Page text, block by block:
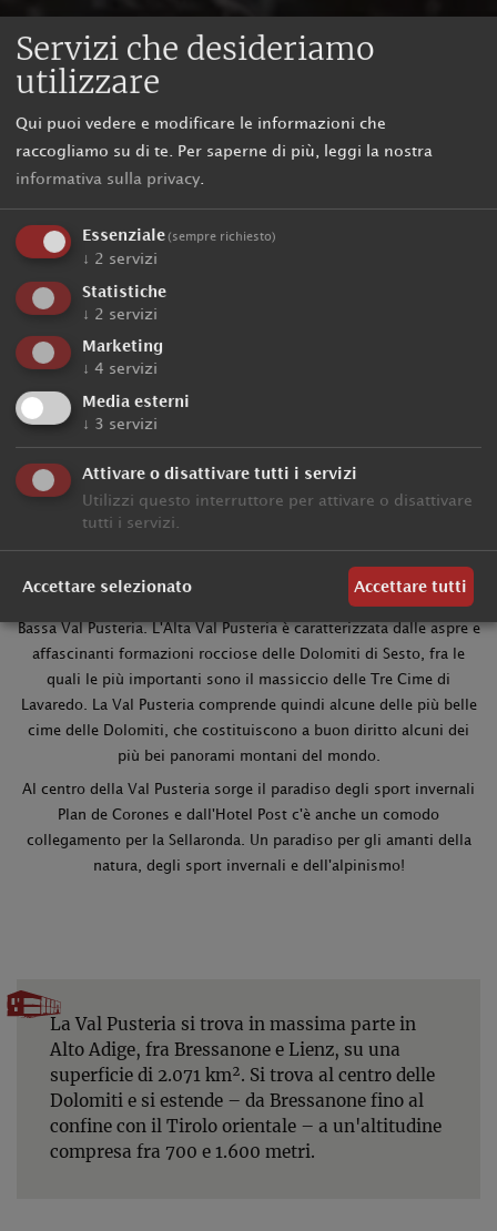
La Val Pusteria in Alto Adige
L'Hotel Post Tolderhof in Val Pusteria in Alto Adige - Boschi,
prati e parchi naturali caratterizzano il paesaggio della parte
orientale dell'Alto Adige, che, proprio per questo motivo è
Piccoli paesini di montagna, circondati da vasti prati e boschi che
ricoprono i pendii sono le caratteristiche paesaggistiche della
Bassa Val Pusteria. L'Alta Val Pusteria è caratterizzata dalle aspre e
affascinanti formazioni rocciose delle Dolomiti di Sesto, fra le
quali le più importanti sono il massiccio delle Tre Cime di
Lavaredo. La Val Pusteria comprende quindi alcune delle più belle
cime delle Dolomiti, che costituiscono a buon diritto alcuni dei
più bei panorami montani del mondo.
Al centro della Val Pusteria sorge il paradiso degli sport invernali
Plan de Corones e dall'Hotel Post c'è anche un comodo
collegamento per la Sellaronda. Un paradiso per gli amanti della
natura, degli sport invernali e dell'alpinismo!
La Val Pusteria si trova in massima parte in
Alto Adige, fra Bressanone e Lienz, su una
superficie di 2.071 km². Si trova al centro delle
Dolomiti e si estende – da Bressanone fino al
confine con il Tirolo orientale – a un'altitudine
compresa fra 700 e 1.600 metri.
Servizi che desideriamo
utilizzare
Qui puoi vedere e modificare le informazioni che
raccogliamo su di te.
Per saperne di più, leggi la nostra
informativa sulla privacy
Essenziale (sempre richiesto)
↓ 2 servizi
Statistiche
↓
2 servizi
Marketing
↓ 4 servizi
Media esterni
↓ 3 servizi
Attivare o disattivare tutti i servizi
Utilizzi questo interruttore per attivare o disattivare
tutti i servizi.
Accettare selezionato Accettare tutti